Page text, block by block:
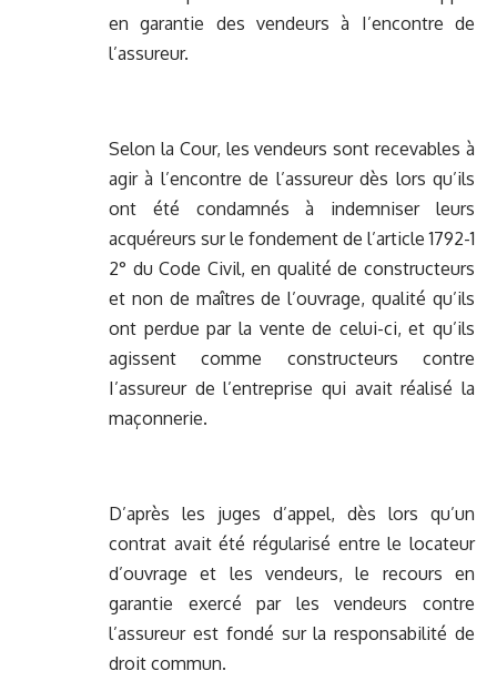
en garantie des vendeurs à I’encontre de
l’assureur.
Selon la Cour, les vendeurs sont recevables à
agir à l’encontre de l’assureur dès lors qu’ils
ont été condamnés à indemniser leurs
acquéreurs sur le fondement de l’article 1792-1
2° du Code Civil, en qualité de constructeurs
et non de maîtres de l’ouvrage, qualité qu’ils
ont perdue par la vente de celui-ci, et qu’ils
agissent comme constructeurs contre
I’assureur de l’entreprise qui avait réalisé la
maçonnerie.
D’après les juges d’appel, dès lors qu’un
contrat avait été régularisé entre le locateur
d’ouvrage et les vendeurs, le recours en
garantie exercé par les vendeurs contre
l’assureur est fondé sur la responsabilité de
droit commun.